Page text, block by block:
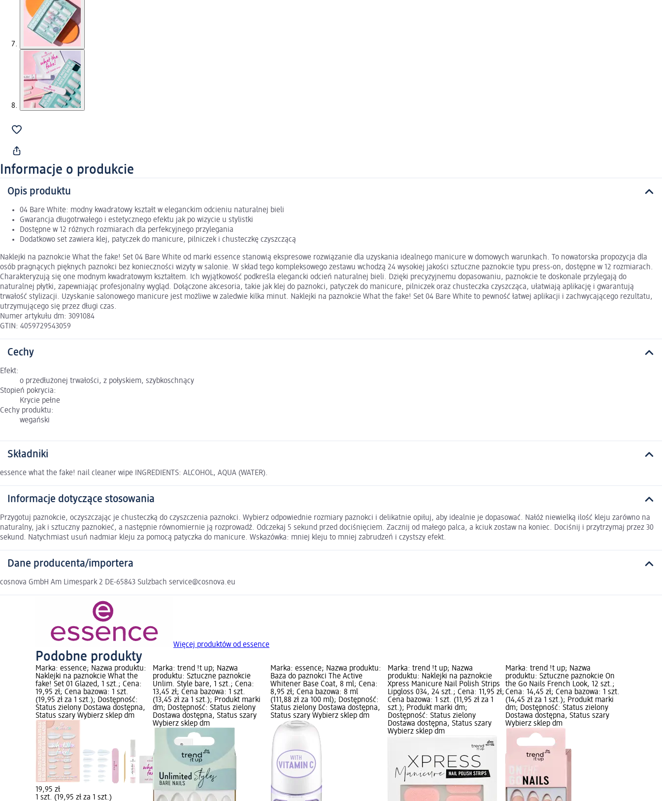
Informacje o produkcie
Opis produktu
04 Bare White: modny kwadratowy kształt w eleganckim odcieniu naturalnej bieli
Gwarancja długotrwałego i estetycznego efektu jak po wizycie u stylistki
Dostępne w 12 różnych rozmiarach dla perfekcyjnego przylegania
Dodatkowo set zawiera klej, patyczek do manicure, pilniczek i chusteczkę czyszczącą
Naklejki na paznokcie What the fake! Set 04 Bare White od marki essence stanowią ekspresowe rozwiązanie dla uzyskania idealnego manicure w domowych warunkach. To nowatorska propozycja dla
osób pragnących pięknych paznokci bez konieczności wizyty w salonie. W skład tego kompleksowego zestawu wchodzą 24 wysokiej jakości sztuczne paznokcie typu press-on, dostępne w 12 rozmiarach.
Charakteryzują się one modnym kwadratowym kształtem. Ich wyjątkowość podkreśla elegancki odcień naturalnej bieli. Dzięki precyzyjnemu dopasowaniu, paznokcie te doskonale przylegają do
naturalnej płytki, zapewniając profesjonalny wygląd. Dołączone akcesoria, takie jak klej do paznokci, patyczek do manicure, pilniczek oraz chusteczka czyszcząca, ułatwiają aplikację i gwarantują
trwałość stylizacji. Uzyskanie salonowego manicure jest możliwe w zaledwie kilka minut. Naklejki na paznokcie What the fake! Set 04 Bare White to pewność łatwej aplikacji i zachwycającego rezultatu,
utrzymującego się przez długi czas.
Numer artykułu dm: 3091084
GTIN: 4059729543059
Cechy
Efekt:
o przedłużonej trwałości, z połyskiem, szybkoschnący
Stopień pokrycia:
Krycie pełne
Cechy produktu:
wegański
Składniki
essence what the fake! nail cleaner wipe INGREDIENTS: ALCOHOL, AQUA (WATER).
Informacje dotyczące stosowania
Przygotuj paznokcie, oczyszczając je chusteczką do czyszczenia paznokci. Wybierz odpowiednie rozmiary paznokci i delikatnie opiłuj, aby idealnie je dopasować. Nałóż niewielką ilość kleju zarówno na
naturalny, jak i sztuczny paznokieć, a następnie równomiernie ją rozprowadź. Odczekaj 5 sekund przed dociśnięciem. Zacznij od małego palca, a kciuk zostaw na koniec. Dociśnij i przytrzymaj przez 30
sekund. Natychmiast usuń nadmiar kleju za pomocą patyczka do manicure. Wskazówka: mniej kleju to mniej zabrudzeń i czystszy efekt.
Dane producenta/importera
cosnova GmbH Am Limespark 2 DE-65843 Sulzbach service@cosnova.eu
Więcej produktów od essence
Podobne produkty
Marka: essence; Nazwa produktu:
Naklejki na paznokcie What the
fake! Set 01 Glazed, 1 szt.; Cena:
19,95 zł; Cena bazowa: 1 szt.
(19,95 zł za 1 szt.); Dostępność:
Status zielony Dostawa dostępna,
Status szary Wybierz sklep dm
19,95 zł
1 szt. (19,95 zł za 1 szt.)
Marka: trend !t up; Nazwa
produktu: Sztuczne paznokcie
Unlim. Style bare, 1 szt.; Cena:
13,45 zł; Cena bazowa: 1 szt.
(13,45 zł za 1 szt.); Produkt marki
dm; Dostępność: Status zielony
Dostawa dostępna, Status szary
Wybierz sklep dm
Marka: essence; Nazwa produktu:
Baza do paznokci The Active
Whitener Base Coat, 8 ml; Cena:
8,95 zł; Cena bazowa: 8 ml
(111,88 zł za 100 ml); Dostępność:
Status zielony Dostawa dostępna,
Status szary Wybierz sklep dm
Marka: trend !t up; Nazwa
produktu: Naklejki na paznokcie
Xpress Manicure Nail Polish Strips
Lipgloss 034, 24 szt.; Cena: 11,95 zł;
Cena bazowa: 1 szt. (11,95 zł za 1
szt.); Produkt marki dm;
Dostępność: Status zielony
Dostawa dostępna, Status szary
Wybierz sklep dm
Marka: trend !t up; Nazwa
produktu: Sztuczne paznokcie On
the Go Nails French Look, 12 szt.;
Cena: 14,45 zł; Cena bazowa: 1 szt.
(14,45 zł za 1 szt.); Produkt marki
dm; Dostępność: Status zielony
Dostawa dostępna, Status szary
Wybierz sklep dm